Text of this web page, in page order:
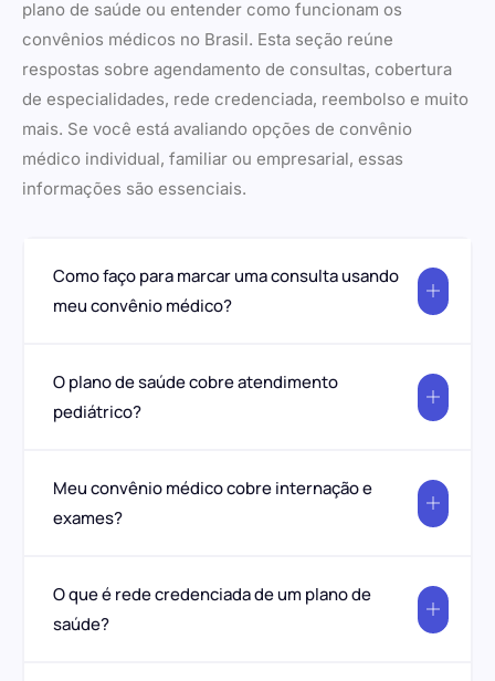
plano de saúde ou entender como funcionam os
convênios médicos no Brasil. Esta seção reúne
respostas sobre agendamento de consultas, cobertura
de especialidades, rede credenciada, reembolso e muito
mais. Se você está avaliando opções de convênio
médico individual, familiar ou empresarial, essas
informações são essenciais.
Como faço para marcar uma consulta usando
meu convênio médico?
O plano de saúde cobre atendimento
pediátrico?
Meu convênio médico cobre internação e
exames?
O que é rede credenciada de um plano de
saúde?